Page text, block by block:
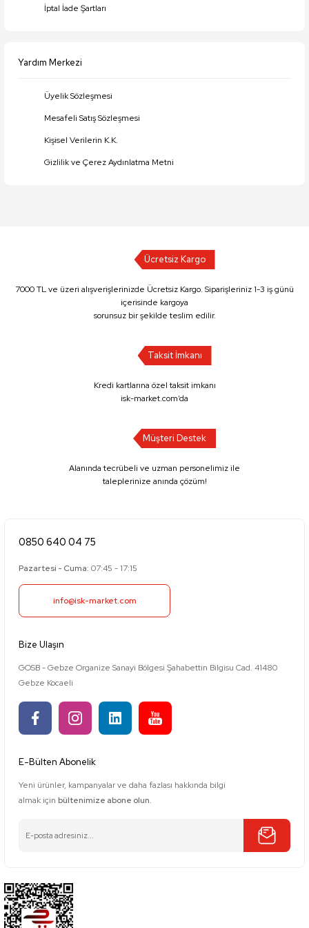
İptal İade Şartları
Yardım Merkezi
Üyelik Sözleşmesi
Mesafeli Satış Sözleşmesi
Kişisel Verilerin K.K.
Gizlilik ve Çerez Aydınlatma Metni
Ücretsiz Kargo
7000 TL ve üzeri alışverişlerinizde Ücretsiz Kargo. Siparişleriniz 1-3 iş günü
içerisinde kargoya
sorunsuz bir şekilde teslim edilir.
Taksit İmkanı
Kredi kartlarına özel taksit imkanı
isk-market.com’da
Müşteri Destek
Alanında tecrübeli ve uzman personelimiz ile
taleplerinize anında çözüm!
0850 640 04 75
Pazartesi - Cuma: 07:45 - 17:15
info@isk-market.com
Bize Ulaşın
GOSB - Gebze Organize Sanayi Bölgesi Şahabettin Bilgisu Cad. 41480
Gebze Kocaeli
E-Bülten Abonelik
Yeni ürünler, kampanyalar ve daha fazlası hakkında bilgi
almak için bültenimize abone olun.